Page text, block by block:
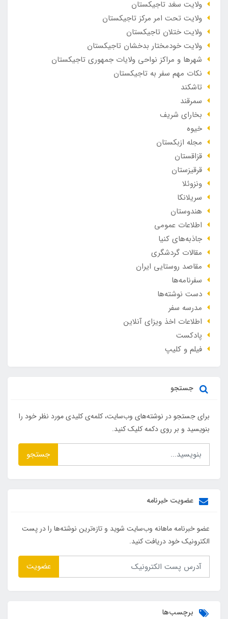
ولایت سغد تاجیکستان
ولایت تحت امر مرکز تاجیکستان
ولایت ختلان تاجیکستان
ولایت خودمختار بدخشان تاجیکستان
شهرها و مراکز نواحی ولایات جمهوری تاجیکستان
نکات مهم سفر به تاجیکستان
تاشکند
سمرقند
بخارای شریف
خیوه
مجله ازبکستان
قزاقستان
قرقیزستان
ونزوئلا
سریلانکا
هندوستان
اطلاعات عمومی
جاذبه‌های کنیا
مقالات گردشگری
مقاصد روستایی ایران
سفرنامه‌ها
دست نوشته‌ها
مدرسه سفر
اطلاعات اخذ ویزای آنلاین
پادکست
فیلم و کلیپ
جستجو
برای جستجو در نوشته‌های وب‌سایت، کلمه‌ی کلیدی مورد نظر خود را
بنویسید و بر روی دکمه کلیک کنید.
جستجو
عضویت خبرنامه
عضو خبرنامه ماهانه وب‌سایت شوید و تازه‌ترین نوشته‌ها را در پست
الکترونیک خود دریافت کنید.
عضویت
برچسب‌ها